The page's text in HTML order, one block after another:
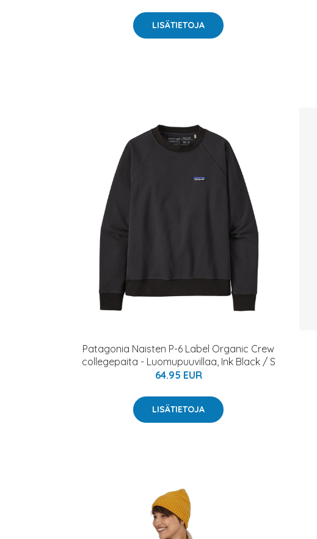
LISÄTIETOJA
Patagonia Naisten P-6 Label Organic Crew
collegepaita - Luomupuuvillaa, Ink Black / S
64.95 EUR
LISÄTIETOJA